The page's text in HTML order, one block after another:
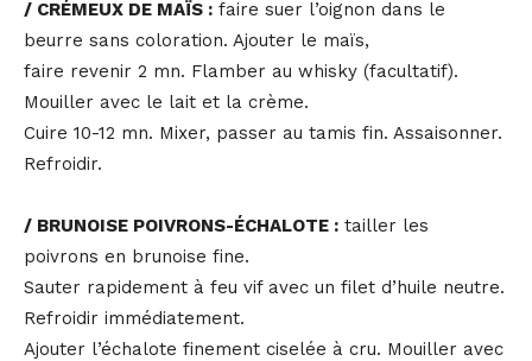
/ CRÉMEUX DE MAÏS : faire suer l’oignon dans le
beurre sans coloration. Ajouter le maïs,
faire revenir 2 mn. Flamber au whisky (facultatif).
Mouiller avec le lait et la crème.
Cuire 10-12 mn. Mixer, passer au tamis fin. Assaisonner.
Refroidir.
/ BRUNOISE POIVRONS-ÉCHALOTE : tailler les
poivrons en brunoise fine.
Sauter rapidement à feu vif avec un filet d’huile neutre.
Refroidir immédiatement.
Ajouter l’échalote finement ciselée à cru. Mouiller avec